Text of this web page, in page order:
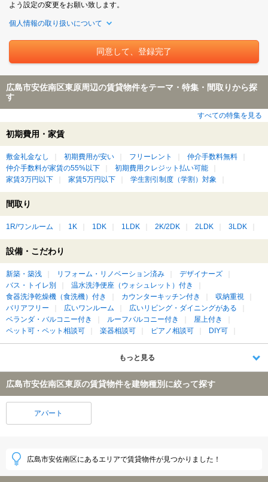
よう設定の変更をお願い致します。
個人情報の取り扱いについて
広島市安佐南区東原周辺の賃貸物件をテーマ・特集・間取りから探
す
すべての特集を見る
初期費用・家賃
敷金礼金なし 初期費用が安い フリーレント
仲介手数料無料
仲介手数料が家賃の55%以下
初期費用クレジット払い可能
家賃3万円以下
家賃5万円以下 学生割引制度（学割）対象
間取り
1R/ワンルーム 1K 1DK 1LDK 2K/2DK 2LDK 3LDK
設備・こだわり
新築・築浅 リフォーム・リノベーション済み
デザイナーズ
バス・トイレ別
温水洗浄便座（ウォシュレット）付き
食器洗浄乾燥機（食洗機）付き
カウンターキッチン付き
収納重視
バリアフリー
広いワンルーム
広いリビング・ダイニングがある
ベランダ・バルコニー付き
ルーフバルコニー付き
屋上付き
ペット可・ペット相談可
楽器相談可 ピアノ相談可 DIY可
もっと見る
広島市安佐南区東原の賃貸物件を建物種別に絞って探す
アパート
広島市安佐南区にあるエリアで賃貸物件が見つかりました！